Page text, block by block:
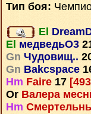
Тип боя:
El
El медведьО3
Gn Чудовищ..
Gn Bakcspace
Hm Faire 17
Or Валера
Hm